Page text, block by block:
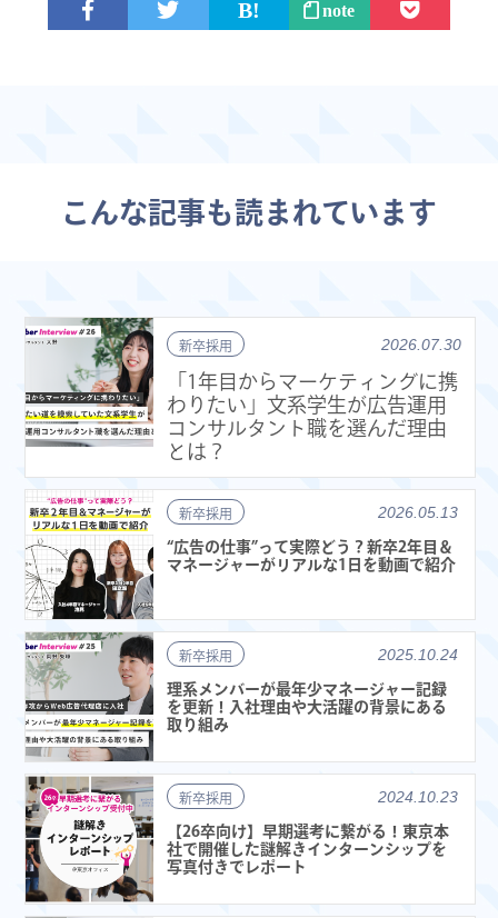
note
こんな記事も読まれています
新卒採用 2026.07.30
「1年目からマーケティングに携
わりたい」文系学生が広告運用
コンサルタント職を選んだ理由
とは？
新卒採用 2026.05.13
“広告の仕事”って実際どう？新卒2年目＆
マネージャーがリアルな1日を動画で紹介
新卒採用 2025.10.24
理系メンバーが最年少マネージャー記録
を更新！入社理由や大活躍の背景にある
取り組み
新卒採用 2024.10.23
【26卒向け】早期選考に繋がる！東京本
社で開催した謎解きインターンシップを
写真付きでレポート